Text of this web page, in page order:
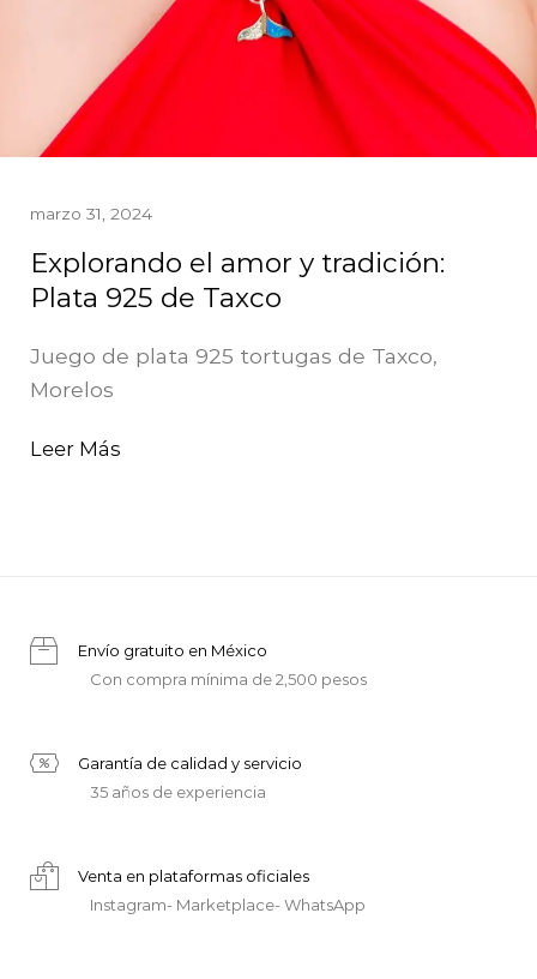
marzo 31, 2024
Explorando el amor y tradición:
Plata 925 de Taxco
Juego de plata 925 tortugas de Taxco,
Morelos
Leer Más
Envío gratuito en México
Con compra mínima de 2,500 pesos
Garantía de calidad y servicio
35 años de experiencia
Venta en plataformas oficiales
Instagram- Marketplace- WhatsApp